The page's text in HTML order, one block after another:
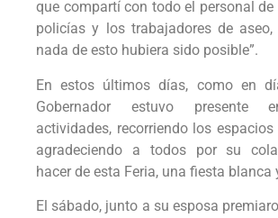
que compartí con todo el personal de
policías y los trabajadores de
nada de esto hubiera sido posible”.
En estos últimos días, como en
Gobernador estuvo presente
actividades, recorriendo los
agradeciendo a todos por su
hacer de esta Feria, una fiesta blanca
El sábado, junto a su esposa